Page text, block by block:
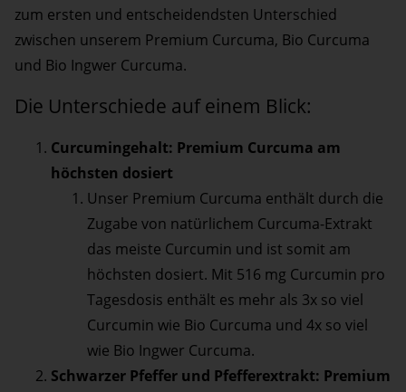
zum ersten und entscheidendsten Unterschied
zwischen unserem Premium Curcuma, Bio Curcuma
und Bio Ingwer Curcuma.
Die Unterschiede auf einem Blick:
Curcumingehalt: Premium Curcuma am
höchsten dosiert
Unser Premium Curcuma enthält durch die
Zugabe von natürlichem Curcuma-Extrakt
das meiste Curcumin und ist somit am
höchsten dosiert. Mit 516 mg Curcumin pro
Tagesdosis enthält es mehr als 3x so viel
Curcumin wie Bio Curcuma und 4x so viel
wie Bio Ingwer Curcuma.
Schwarzer Pfeffer und Pfefferextrakt: Premium